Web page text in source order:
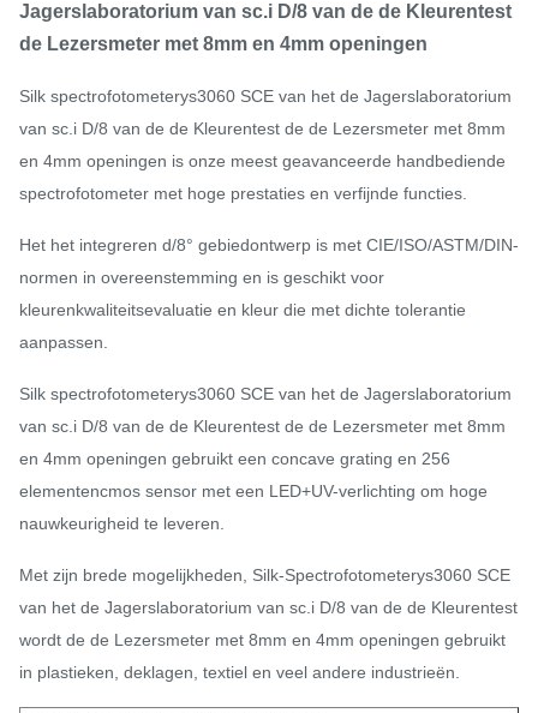
Jagerslaboratorium van sc.i D/8 van de de Kleurentest
de Lezersmeter met 8mm en 4mm openingen
Silk spectrofotometerys3060 SCE van het de Jagerslaboratorium
van sc.i D/8 van de de Kleurentest de de Lezersmeter met 8mm
en 4mm openingen is onze meest geavanceerde handbediende
spectrofotometer met hoge prestaties en verfijnde functies.
Het het integreren d/8° gebiedontwerp is met CIE/ISO/ASTM/DIN-
normen in overeenstemming en is geschikt voor
kleurenkwaliteitsevaluatie en kleur die met dichte tolerantie
aanpassen.
Silk spectrofotometerys3060 SCE van het de Jagerslaboratorium
van sc.i D/8 van de de Kleurentest de de Lezersmeter met 8mm
en 4mm openingen gebruikt een concave grating en 256
elementencmos sensor met een LED+UV-verlichting om hoge
nauwkeurigheid te leveren.
Met zijn brede mogelijkheden, Silk-Spectrofotometerys3060 SCE
van het de Jagerslaboratorium van sc.i D/8 van de de Kleurentest
wordt de de Lezersmeter met 8mm en 4mm openingen gebruikt
in plastieken, deklagen, textiel en veel andere industrieën.